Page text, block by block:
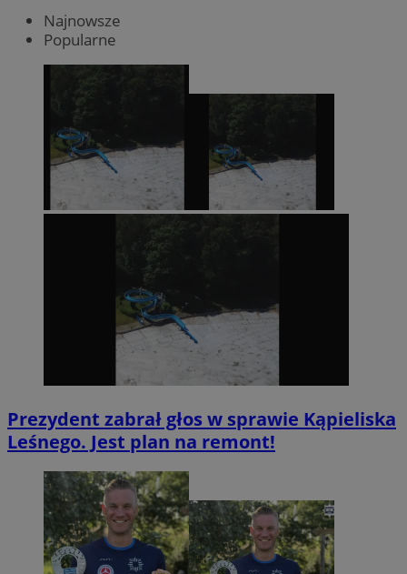
Najnowsze
Popularne
Prezydent zabrał głos w sprawie Kąpieliska
Leśnego. Jest plan na remont!